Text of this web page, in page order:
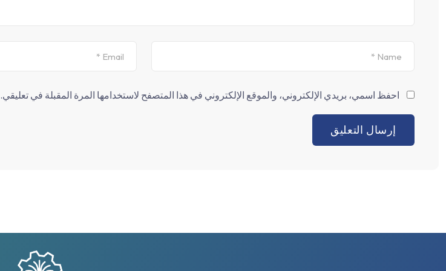
احفظ اسمي، بريدي الإلكتروني، والموقع الإلكتروني في هذا المتصفح لاستخدامها المرة المقبلة في تعليقي.